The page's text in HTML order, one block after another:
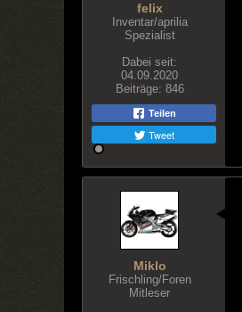
felix
Inventar/aprilia
Spezialist
Dabei seit:
04.09.2020
Beiträge: 846
Teilen
Tweet
Miklo
Frischling/Foren
Mitleser